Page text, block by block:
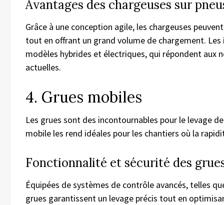
Avantages des chargeuses sur
Grâce à une conception agile, les chargeuses
tout en offrant un grand volume de chargement.
modèles hybrides et électriques, qui répondent aux
actuelles.
4. Grues mobiles
Les grues sont des incontournables pour le levage
mobile les rend idéales pour les chantiers où la
Fonctionnalité et sécurité des
Équipées de systèmes de contrôle avancés, telles
grues garantissent un levage précis tout en